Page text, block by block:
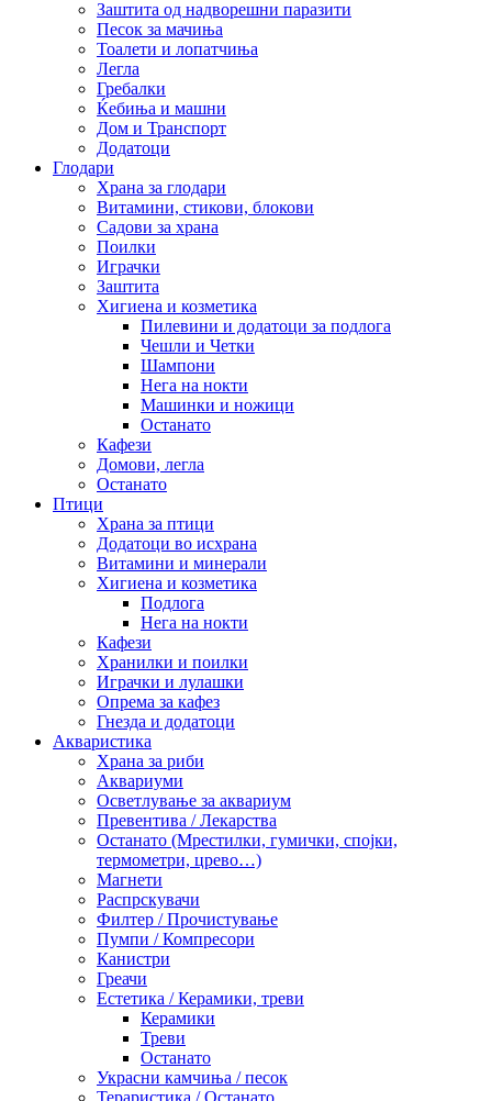
Заштита од надворешни паразити
Песок за мачиња
Тоалети и лопатчиња
Легла
Гребалки
Ќебиња и машни
Дом и Транспорт
Додатоци
Глодари
Храна за глодари
Витамини, стикови, блокови
Садови за храна
Поилки
Играчки
Заштита
Хигиена и козметика
Пилевини и додатоци за подлога
Чешли и Четки
Шампони
Нега на нокти
Машинки и ножици
Останато
Кафези
Домови, легла
Останато
Птици
Храна за птици
Додатоци во исхрана
Витамини и минерали
Хигиена и козметика
Подлога
Нега на нокти
Кафези
Хранилки и поилки
Играчки и лулашки
Опрема за кафез
Гнезда и додатоци
Акваристика
Храна за риби
Аквариуми
Осветлување за аквариум
Превентива / Лекарства
Останато (Мрестилки, гумички, спојки,
термометри, црево…)
Магнети
Распрскувачи
Филтер / Прочистување
Пумпи / Компресори
Канистри
Греачи
Естетика / Керамики, треви
Керамики
Треви
Останато
Украсни камчиња / песок
Тераристика / Останато